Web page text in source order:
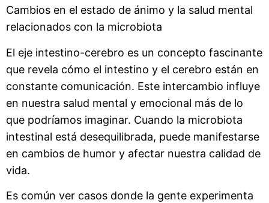
Cambios en el estado de ánimo y la salud mental
relacionados con la microbiota
El eje intestino-cerebro es un concepto fascinante
que revela cómo el intestino y el cerebro están en
constante comunicación. Este intercambio influye
en nuestra salud mental y emocional más de lo
que podríamos imaginar. Cuando la microbiota
intestinal está desequilibrada, puede manifestarse
en cambios de humor y afectar nuestra calidad de
vida.
Es común ver casos donde la gente experimenta